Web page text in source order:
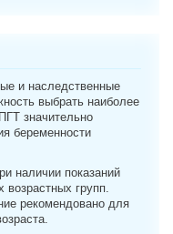
и наследственные
выбрать наиболее
значительно
беременности
наличии показаний
групп.
рекомендовано для